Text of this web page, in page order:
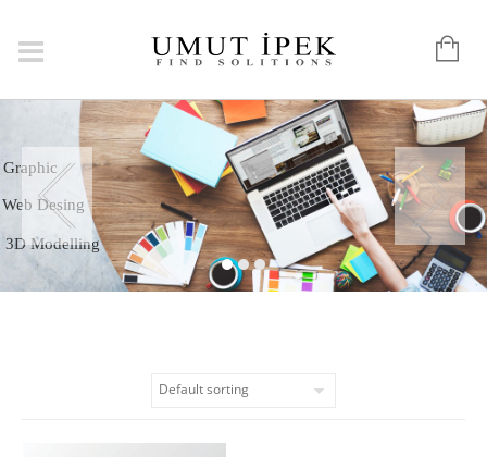
3D Modelling
Graphic
Web Desing